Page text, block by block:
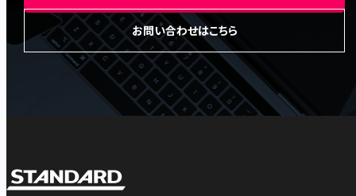
お問い合わせはこちら